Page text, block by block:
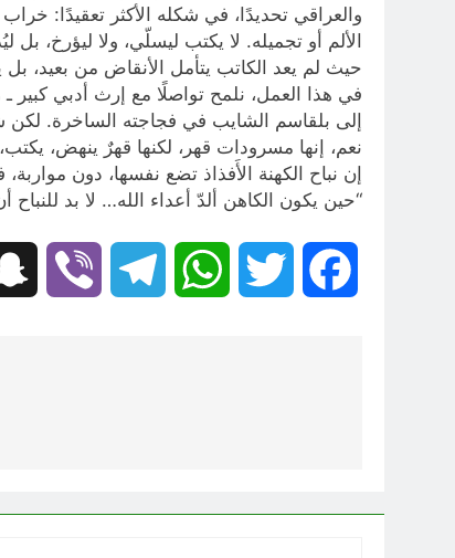
والعراقي تحديدًا، في شكله الأكثر تعقيدًا:
الألم أو تجميله. لا يكتب ليسلّي، ولا ليؤرخ،
حيث لم يعد الكاتب يتأمل الأنقاض من بعيد،
في هذا العمل، نلمح تواصلًا مع إرث أدبي
إلى بلقاسم الشايب في فجاجته الساخرة.
نعم، إنها مسرودات قهر، لكنها قهرٌ ينهض،
إن نباح الكهنة الأَفذاذ تضع نفسها، دون
“حين يكون الكاهن ألدّ أعداء الله… لا بد للنباح
Facebook
Twitter
WhatsApp
Telegram
Viber